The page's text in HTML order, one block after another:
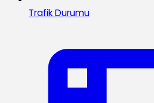
Trafik Durumu